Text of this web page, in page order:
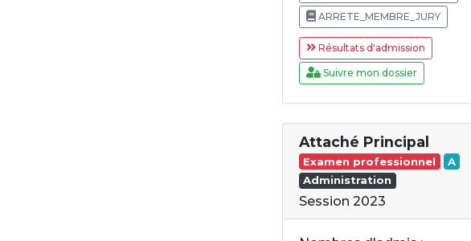
ARRETE_MEMBRE_JURY
Résultats d'admission
Suivre mon dossier
Attaché Principal
Examen professionnel
A
Administration
Session 2023